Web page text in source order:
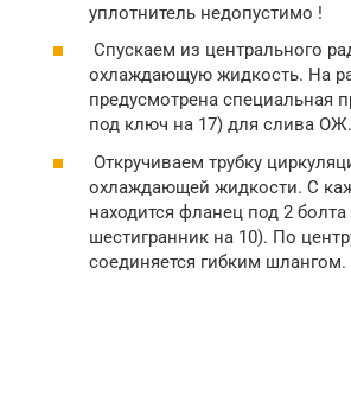
уплотнитель недопустимо !
Спускаем из центрального
охлаждающую жидкость. На
предусмотрена специальная
под ключ на 17) для слива ОЖ.
Откручиваем трубку
охлаждающей жидкости. С
находится фланец под 2
шестигранник на 10). По
соединяется гибким шлангом.